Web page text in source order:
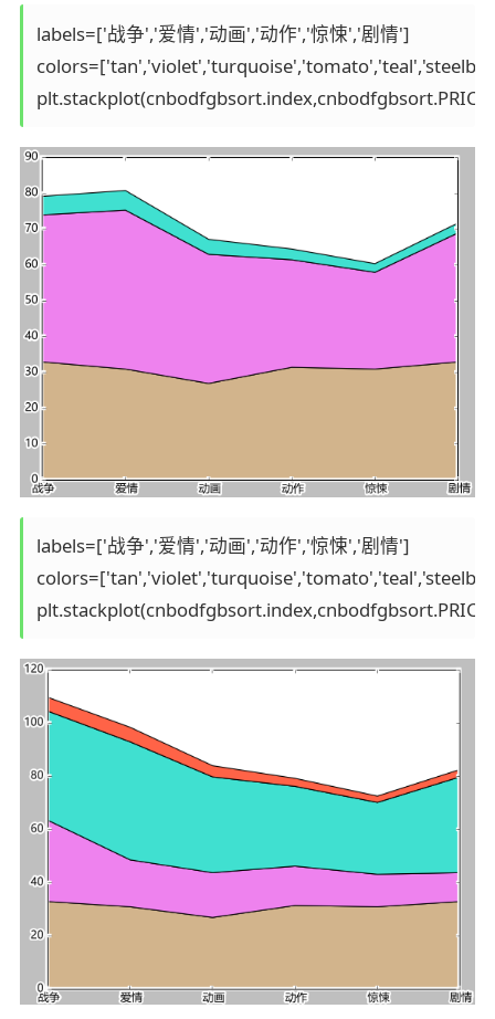
labels=['战争','爱情','动画','动作','惊悚','剧情']
labels=['战争','爱情','动画','动作','惊悚','剧情']